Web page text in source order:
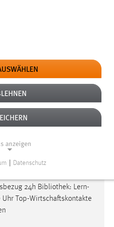
Design
sowie
Hoher Praxisbezug 24-h-
rund um die Uhr Top-
Kontakte
24h Bibliothek: Lern-
Top-Wirtschaftskontakte
anzeigen
grundlegende
einwandfreie Funktion der
Datenschutz